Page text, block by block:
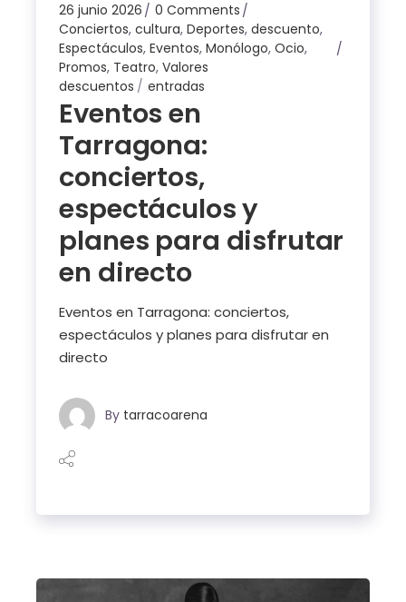
26 junio 2026
0 Comments
Conciertos,cultura,Deportes,descuento,
Espectáculos,Eventos,Monólogo,Ocio,
Promos, Teatro,Valores
descuentos
entradas
Eventos en
Tarragona:
conciertos,
espectáculos y
planes para disfrutar
en directo
Eventos en Tarragona: conciertos,
espectáculos y planes para disfrutar en
directo
By tarracoarena